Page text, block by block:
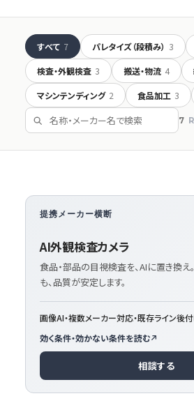
すべて 7 パレタイズ（段積み） 3
検査・外観検査 3 搬送・物流 4
マシンテンディング 2 食品加工 3
7
提携メーカー横断
AI外観検査カメラ
食品・部品の目視検査を、AIに置き換え
も、品質が安定します。
画像AI・複数メーカー対応・既存ライン後
効く条件・効かない条件を読む
相談する